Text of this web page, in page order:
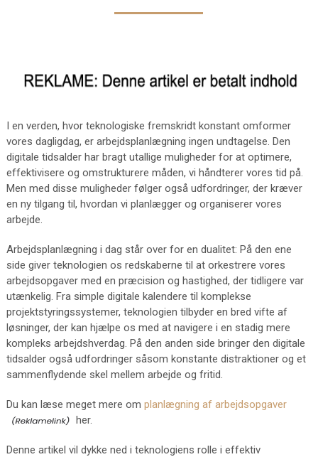
I en verden, hvor teknologiske fremskridt konstant omformer
vores dagligdag, er arbejdsplanlægning ingen undtagelse. Den
digitale tidsalder har bragt utallige muligheder for at optimere,
effektivisere og omstrukturere måden, vi håndterer vores tid på.
Men med disse muligheder følger også udfordringer, der kræver
en ny tilgang til, hvordan vi planlægger og organiserer vores
arbejde.
Arbejdsplanlægning i dag står over for en dualitet: På den ene
side giver teknologien os redskaberne til at orkestrere vores
arbejdsopgaver med en præcision og hastighed, der tidligere var
utænkelig. Fra simple digitale kalendere til komplekse
projektstyringssystemer, teknologien tilbyder en bred vifte af
løsninger, der kan hjælpe os med at navigere i en stadig mere
kompleks arbejdshverdag. På den anden side bringer den digitale
tidsalder også udfordringer såsom konstante distraktioner og et
sammenflydende skel mellem arbejde og fritid.
Du kan læse meget mere om planlægning af arbejdsopgaver
her.
Denne artikel vil dykke ned i teknologiens rolle i effektiv